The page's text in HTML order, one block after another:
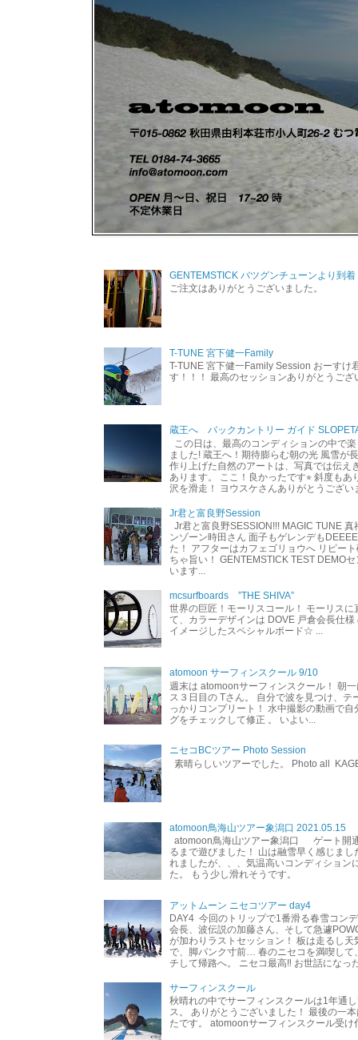
GENTEMSTICK バツグンチューンより到着
ご注文はありがとうございました。
T-TUNE 宮下健一Family
T-TUNE 宮下健一Family Session おーすけ
す！！！ 最高のセッションありがとうご
蔵王へ バックカントリー ガイド
この日は、最高のコンディションの中で
ました! 蔵王へ！期待膨らむ朝の光 風雪が
作り上げた自然のアートは、写真では伝え
あります。 ここ！良かったです⭐︎ 斜度もあ
沢を滑走！ ヨウスケさんありがとうござい
Jr君と富良野Session
Jr君と富良野SESSION!!! MAGIC TUNE 真
ンゾーン時田さん 面子もゲレンデも
た！ アフターはカフェゴリョウへ リピー
ちゃ旨い！ GENTEMSTICK TEST DEMO
います...
mcsurfboards ”THE SHIVA”
世界の巨匠！モーリスコール！ モーリスに
て、カラーデザインは DOVE 戸倉会長仕様
イメージしたスペシャルボード☆ ...
atomoon サーフィンスクール 9/10
週末は atomoonサーフィンスクール！ 朝
ス３日目の Tさん。 自分で波を見つけ、テ
っかりコンプリート！ 水中撮影の動画で自
グをチェックして修正 。 いよい...
ニセコBCツアー Photo Session
素晴らしいツアーでした。 Photo all
atomoon鳥海山ツアー象潟口 2021.05.15
atomoon鳥海山ツアー象潟口 ゲート開
るまで遊びました！ 山は融雪早く感じまし
れましたが、、、気温高いコンディション
た。 もう少し滑れそうです。
アットムーン ニセコツアー day4
DAY4 今回のトリップで1番滑る春雪コン
会長、波伝説の加藤さん、そして急遽
が加わりラストセッション！ 板は走るし天
で、脚パンク寸前… 春のニセコを満喫して
チして帰路へ。 ニセコ最高‼︎ お世話になっ
サーフィンスクール
秋晴れの中でサーフィンスクールは1年通
ス。 ありがとうございました！ 最後の一
たです。 atomoonサーフィンスクール受け